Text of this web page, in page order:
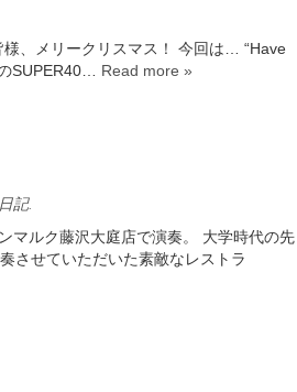
様、メリークリスマス！ 今回は… “Have
SUPER40… Read more »
記.
マルク藤沢大庭店で演奏。 大学時代の先
させていただいた素敵なレストラ